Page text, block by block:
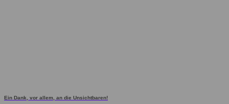
Ein Dank, vor allem, an die Unsichtbaren!